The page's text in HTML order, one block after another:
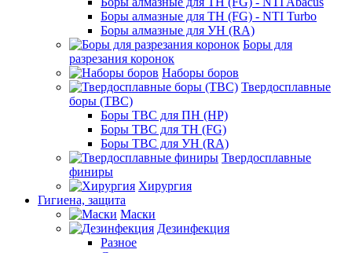
Боры алмазные для ТН (FG) - NTI Turbo
Боры алмазные для УН (RA)
Боры для
разрезания коронок
Наборы боров
Твердосплавные
боры (ТВС)
Боры ТВС для ПН (HP)
Боры ТВС для ТН (FG)
Боры ТВС для УН (RA)
Твердосплавные
финиры
Хирургия
Гигиена, защита
Маски
Дезинфекция
Разное